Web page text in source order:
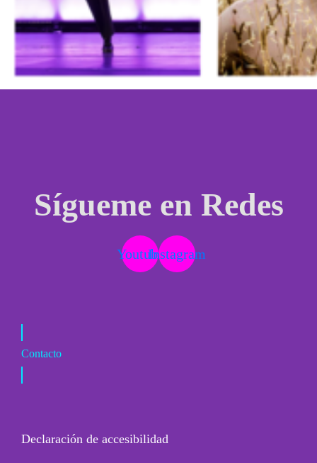
Sígueme en Redes
YoutubeInstagram
Contacto
Declaración de accesibilidad